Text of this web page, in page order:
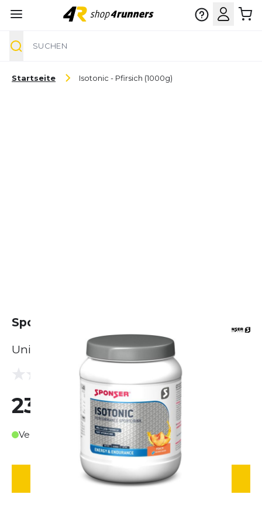
Startseite Isotonic - Pfirsich (1000g)
Sponser Isotonic - Pfirsich (1000g)
Unisex
(0 Bewertungen)
23,00 €
Verfügbar in ca. 3-4 Werktagen
IN DEN WARENKORB